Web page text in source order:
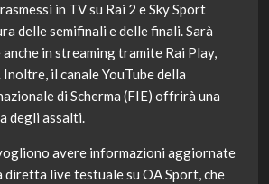
in TV su Rai 2 e Sky Sport
delle semifinali e delle finali. Sarà
in streaming tramite Rai Play,
Inoltre, il canale YouTube della
di Scherma (FIE) offrirà una
degli assalti.
avere informazioni aggiornate
diretta live testuale su OA Sport, che